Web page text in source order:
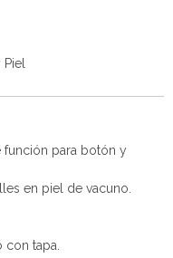
para botón y
en piel de vacuno.
tapa.